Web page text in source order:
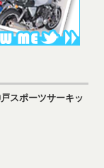
スポーツサーキッ